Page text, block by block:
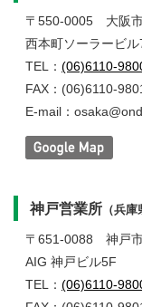
〒550-0005 大阪
西本町ソーラービル
TEL： (06)6110-
FAX：(06)6110-
E-mail：
神戸営業所 （兵庫
〒651-0088 神戸
AIG 神戸ビル5F
TEL： (06)6110-